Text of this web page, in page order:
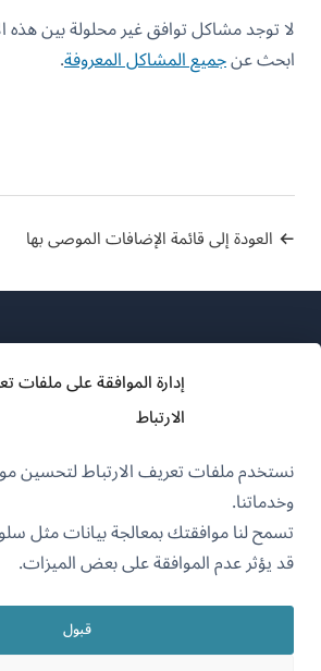
إدارة الموافقة على ملفات
الارتباط
نستخدم ملفات تعريف الارتباط لتحسين
وخدماتنا.
تسمح لنا موافقتك بمعالجة بيانات مثل
قد يؤثر عدم الموافقة على بعض الميزات.
قبول
ابحث عنجميع المشاكل المعروفة.
العودة إلى قائمة الإضافات الموصى بها
العربية
سياسة GDPR والخصوصية
انضم إلى فريقنا
(يفتح
نافذة
جديدة)
(يفتح
نافذة
جديدة)
(يفتح